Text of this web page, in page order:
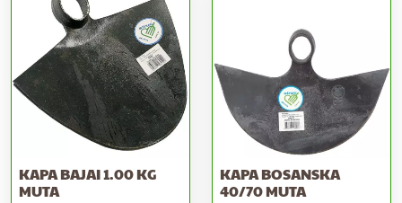
KAPA BAJAI 1.00 KG
MUTA
KAPA BOSANSKA
40/70 MUTA